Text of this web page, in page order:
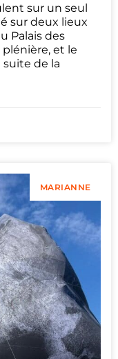
sur un seul
sur deux lieux
Palais des
et le
suite de la
MARIANNE